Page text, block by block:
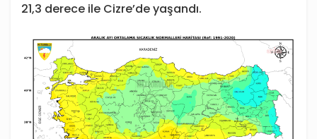
21,3 derece ile Cizre’de yaşandı.